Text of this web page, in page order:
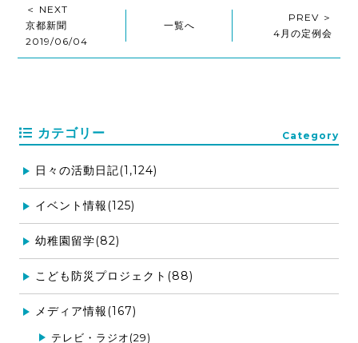
＜ NEXT
京都新聞
2019/06/04
一覧へ
PREV ＞
4月の定例会
カテゴリー Category
日々の活動日記(1,124)
イベント情報(125)
幼稚園留学(82)
こども防災プロジェクト(88)
メディア情報(167)
テレビ・ラジオ(29)